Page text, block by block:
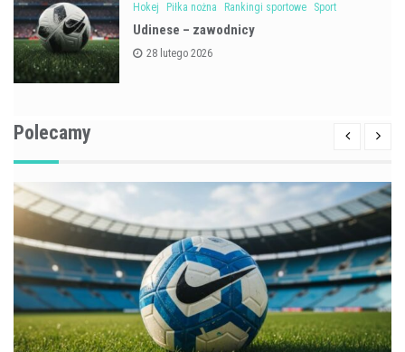
Hokej Piłka nożna Rankingi sportowe Sport
Udinese – zawodnicy
28 lutego 2026
Polecamy